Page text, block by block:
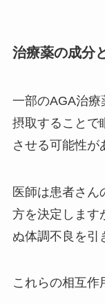
治療薬の成分
一部のAGA治療
摂取することで
させる可能性が
医師は患者さん
方を決定します
ぬ体調不良を引
これらの相互作